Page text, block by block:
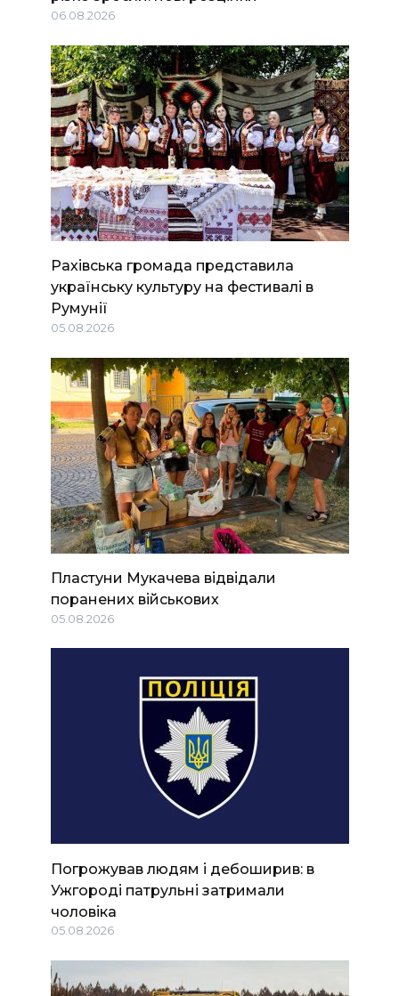
06.08.2026
Рахівська громада представила
українську культуру на фестивалі в
Румунії
05.08.2026
Пластуни Мукачева відвідали
поранених військових
05.08.2026
Погрожував людям і дебоширив: в
Ужгороді патрульні затримали
чоловіка
05.08.2026